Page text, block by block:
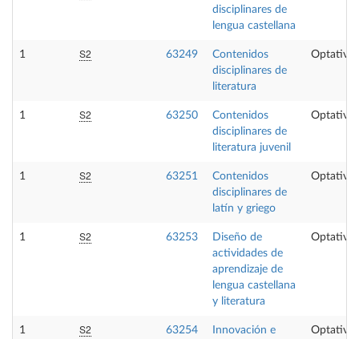
disciplinares de
lengua castellana
1 S2 63249
Contenidos
disciplinares de
literatura
Optativa
1 S2 63250
Contenidos
disciplinares de
literatura juvenil
Optativa
1 S2 63251
Contenidos
disciplinares de
latín y griego
Optativa
1 S2 63253
Diseño de
actividades de
aprendizaje de
lengua castellana
y literatura
Optativa
1 S2 63254
Innovación e
Optativa